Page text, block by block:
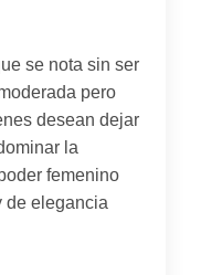
se nota sin ser
pero
desean dejar
la
femenino
de elegancia